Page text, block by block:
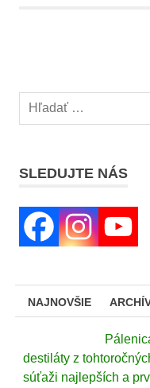
Search
SLEDUJTE NÁS
NAJNOVŠIE
destiláty z
súťaži najlepších a